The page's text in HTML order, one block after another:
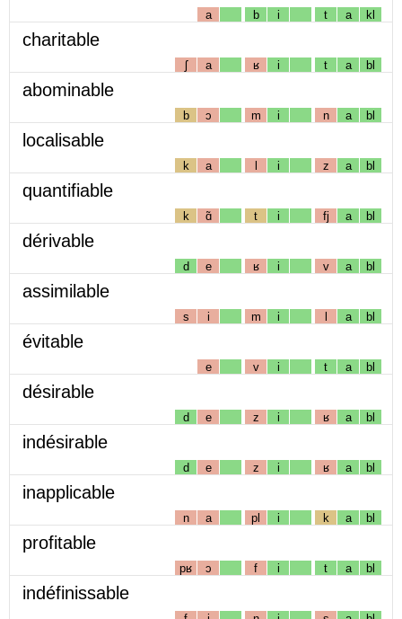
a b i t a kl
charitable
ʃ a ʁ i t a bl
abominable
b ɔ m i n a bl
localisable
k a l i z a bl
quantifiable
k ɑ̃ t i fj a bl
dérivable
d e ʁ i v a bl
assimilable
s i m i l a bl
évitable
e v i t a bl
désirable
d e z i ʁ a bl
indésirable
d e z i ʁ a bl
inapplicable
n a pl i k a bl
profitable
pʁ ɔ f i t a bl
indéfinissable